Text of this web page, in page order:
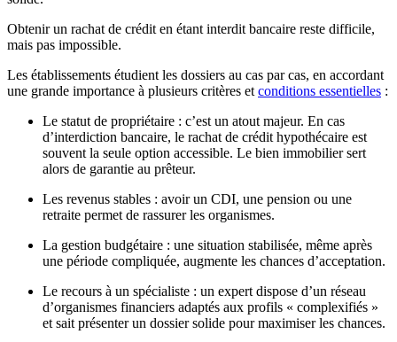
Obtenir un rachat de crédit en étant interdit bancaire reste difficile,
mais pas impossible.
Les établissements étudient les dossiers au cas par cas, en accordant
une grande importance à plusieurs critères et conditions essentielles :​
Le statut de propriétaire : c’est un atout majeur. En cas
d’interdiction bancaire, le rachat de crédit hypothécaire est
souvent la seule option accessible. Le bien immobilier sert
alors de garantie au prêteur.
Les revenus stables : avoir un CDI, une pension ou une
retraite permet de rassurer les organismes.
La gestion budgétaire : une situation stabilisée, même après
une période compliquée, augmente les chances d’acceptation.
Le recours à un spécialiste : un expert dispose d’un réseau
d’organismes financiers adaptés aux profils « complexifiés »
et sait présenter un dossier solide pour maximiser les chances.​